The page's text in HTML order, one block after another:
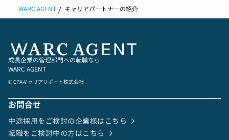
WARC AGENT キャリアパートナーの紹介
成長企業の管理部門への転職なら
WARC AGENT
© CPAキャリアサポート株式会社
お問合せ
中途採用をご検討の企業様はこちら
転職をご検討中の方はこちら